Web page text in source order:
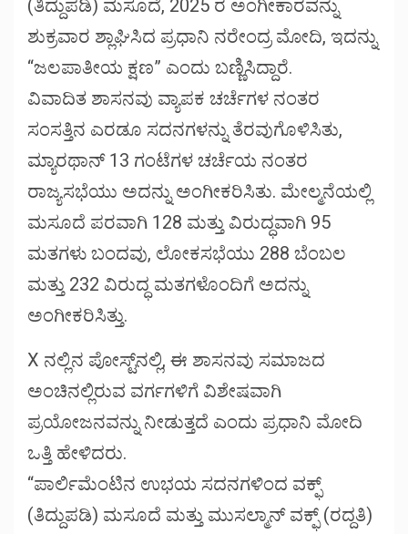
(ತಿದ್ದುಪಡಿ) ಮಸೂದೆ, 2025 ರ ಅಂಗೀಕಾರವನ್ನು
ಶುಕ್ರವಾರ ಶ್ಲಾಘಿಸಿದ ಪ್ರಧಾನಿ ನರೇಂದ್ರ ಮೋದಿ, ಇದನ್ನು
“ಜಲಪಾತೀಯ ಕ್ಷಣ” ಎಂದು ಬಣ್ಣಿಸಿದ್ದಾರೆ.
ವಿವಾದಿತ ಶಾಸನವು ವ್ಯಾಪಕ ಚರ್ಚೆಗಳ ನಂತರ
ಸಂಸತ್ತಿನ ಎರಡೂ ಸದನಗಳನ್ನು ತೆರವುಗೊಳಿಸಿತು,
ಮ್ಯಾರಥಾನ್ 13 ಗಂಟೆಗಳ ಚರ್ಚೆಯ ನಂತರ
ರಾಜ್ಯಸಭೆಯು ಅದನ್ನು ಅಂಗೀಕರಿಸಿತು. ಮೇಲ್ಮನೆಯಲ್ಲಿ
ಮಸೂದೆ ಪರವಾಗಿ 128 ಮತ್ತು ವಿರುದ್ಧವಾಗಿ 95
ಮತಗಳು ಬಂದವು, ಲೋಕಸಭೆಯು 288 ಬೆಂಬಲ
ಮತ್ತು 232 ವಿರುದ್ಧ ಮತಗಳೊಂದಿಗೆ ಅದನ್ನು
ಅಂಗೀಕರಿಸಿತ್ತು.
X ನಲ್ಲಿನ ಪೋಸ್ಟ್‌ನಲ್ಲಿ, ಈ ಶಾಸನವು ಸಮಾಜದ
ಅಂಚಿನಲ್ಲಿರುವ ವರ್ಗಗಳಿಗೆ ವಿಶೇಷವಾಗಿ
ಪ್ರಯೋಜನವನ್ನು ನೀಡುತ್ತದೆ ಎಂದು ಪ್ರಧಾನಿ ಮೋದಿ
ಒತ್ತಿ ಹೇಳಿದರು.
“ಪಾರ್ಲಿಮೆಂಟಿನ ಉಭಯ ಸದನಗಳಿಂದ ವಕ್ಫ್
(ತಿದ್ದುಪಡಿ) ಮಸೂದೆ ಮತ್ತು ಮುಸಲ್ಮಾನ್ ವಕ್ಫ್ (ರದ್ದತಿ)